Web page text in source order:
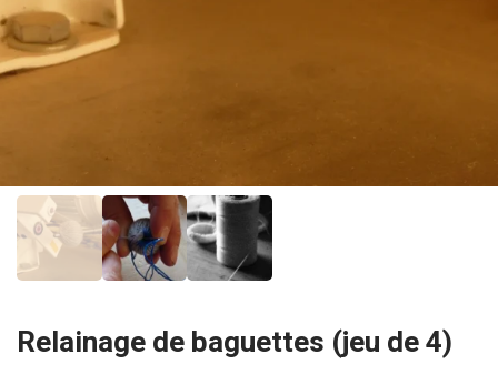
Relainage de baguettes (jeu de 4)